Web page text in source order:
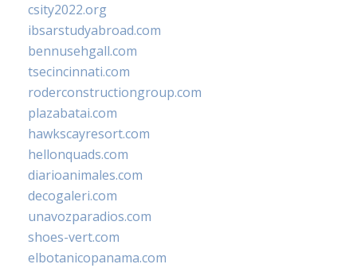
csity2022.org
ibsarstudyabroad.com
bennusehgall.com
tsecincinnati.com
roderconstructiongroup.com
plazabatai.com
hawkscayresort.com
hellonquads.com
diarioanimales.com
decogaleri.com
unavozparadios.com
shoes-vert.com
elbotanicopanama.com